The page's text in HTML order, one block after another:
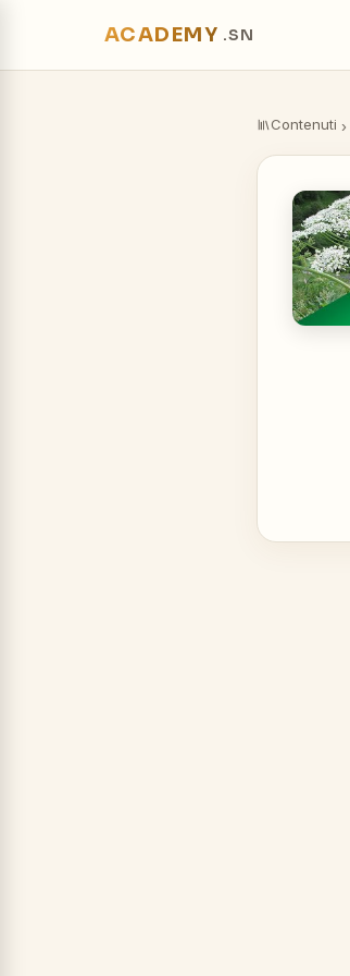
ACADEMY .SN
Contenuti ›